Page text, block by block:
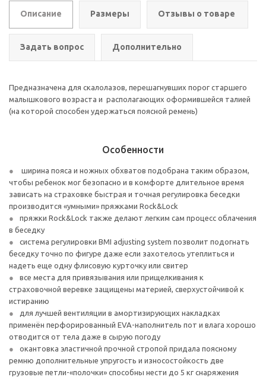
Описание Размеры Отзывы о товаре
Задать вопрос Дополнительно
Предназначена для скалолазов, перешагнувших порог старшего
малышкового возраста и располагающих оформившейся талией
(на которой способен удержаться поясной ремень)
Особенности
ширина пояса и ножных обхватов подобрана таким образом,
чтобы ребенок мог безопасно и в комфорте длительное время
зависать на страховке быстрая и точная регулировка беседки
производится «умными» пряжками Rock&Lock
пряжки Rock&Lock также делают легким сам процесс облачения
в беседку
система регулировки BMI adjusting system позволит подогнать
беседку точно по фигуре даже если захотелось утеплиться и
надеть еще одну флисовую курточку или свитер
все места для привязывания или прищелкивания к
страховочной веревке защищены материей, сверхустойчивой к
истиранию
для лучшей вентиляции в амортизирующих накладках
применён перфорированный EVA-наполнитель пот и влага хорошо
отводится от тела даже в сырую погоду
окантовка эластичной прочной стропой придала поясному
ремню дополнительные упругость и износостойкость две
грузовые петли-«полочки» способны нести до 5 кг снаряжения